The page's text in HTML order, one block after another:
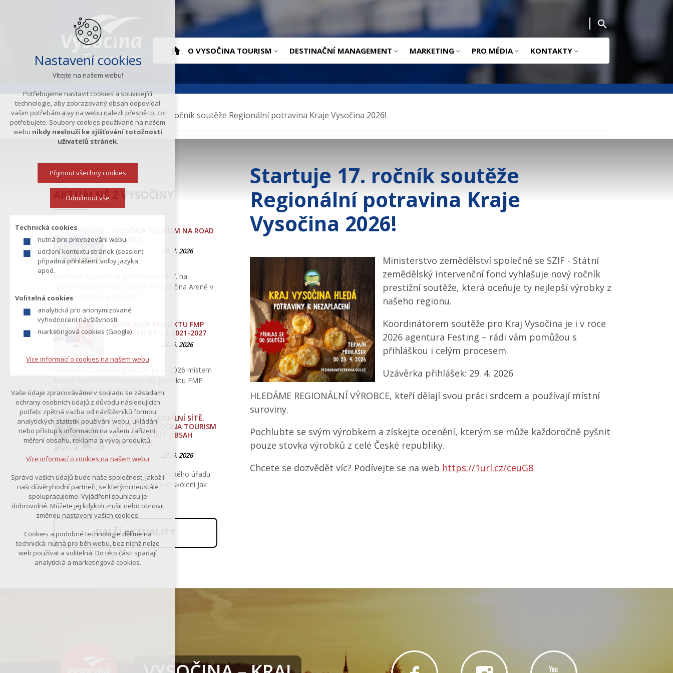
HlavníO VYSOČINA TOURISM DESTINAČNÍ MANAGEMENT MARKETING PRO MÉDIA KONTAKTY
K
d
e
e
n
a
h
á
í
t
Novinky Startuje 17. ročník soutěže Regionální potravina Kraje Vysočina 2026!
Startuje 17. ročník soutěže
Regionální potravina Kraje
Vysočina 2026!
Ministerstvo zemědělství společně se SZIF - Státní
zemědělský intervenční fond vyhlašuje nový ročník
prestižní soutěže, která oceňuje ty nejlepší výrobky z
našeho regionu.
Koordinátorem soutěže pro Kraj Vysočina je i v roce
2026 agentura Festing – rádi vám pomůžou s
přihláškou i celým procesem.
Uzávěrka přihlášek: 29. 4. 2026
HLEDÁME REGIONÁLNÍ VÝROBCE, kteří dělají svou práci srdcem a používají místní
suroviny.
Pochlubte se svým výrobkem a získejte ocenění, kterým se může každoročně pyšnit
pouze stovka výrobků z celé České republiky.
Chcete se dozvědět víc? Podívejte se na web https://1url.cz/ceuG8
AKTUÁLNĚ Z VYSOČINY
VYSOČINA TOURISM NA ROAD
CLASSICS
20. 7. 2026
Vysočina Tourism se představila 18. 7. na
cyklistické akci Road Classics ve Vysočina Areně v
Novém Městě na Moravě.
WORKSHOP PROJEKTU FMP
INTERREG AT-CZ 2021-2027
24. 6. 2026
Rakouský Dobersberg se stal 19. 6. 2026 místem
konání závěrečného workshopu projektu FMP
INTERREG AT-CZ 2021-2027…
AI, CANVA A SOCIÁLNÍ SÍTĚ.
PARTNEŘI VYSOČINA TOURISM
SE UČILI TVOŘIT OBSAH
EFEKTIVNĚJI
23. 6. 2026
Dne 23. června se v prostorách Krajského úřadu
Kraje Vysočina uskutečnilo praktické školení Jak
tvořit obsah rychleji:…
DALŠÍ AKTUALITY
ÚVOD
Nastavení cookies
Vítejte na našem webu!
Potřebujeme nastavit cookies a související
technologie, aby zobrazovaný obsah odpovídal
vašim potřebám a vy na webu nalezli přesně to, co
potřebujete. Soubory cookies používané na našem
webu nikdy neslouží ke zjišťování totožnosti
uživatelů stránek.
Technická cookies
nutná pro provozování webu
udržení kontextu stránek (session):
případná přihlášení, volby jazyka,
apod.
Volitelná cookies
analytická pro anonymizované
vyhodnocení návštěvnosti
marketingová cookies (Google)
Více informací o cookies na našem webu
Přijmout všechny cookies
Odmítnout vše
Vaše údaje zpracováváme v souladu se zásadami
ochrany osobních údajů z důvodu následujících
potřeb: zpětná vazba od návštěvníků formou
analytických statistik používání webu, ukládání
nebo přístup k informacím na vašem zařízení,
měření obsahu, reklama a vývoj produktů.
Více informací o cookies na našem webu
Správci vašich údajů bude naše společnost, jakož i
naši důvěryhodní partneři, se kterými neustále
spolupracujeme. Vyjádření souhlasu je
dobrovolné. Můžete jej kdykoli zrušit nebo obnovit
změnou nastavení vašich cookies.
Cookies a podobné technologie dělíme na
technická: nutná pro běh webu, bez nichž nelze
web používat a volitelná. Do této části spadají
analytická a marketingová cookies.